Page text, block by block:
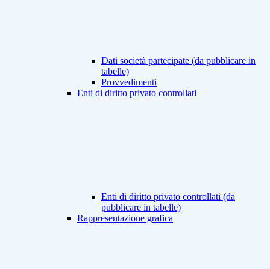
Dati società partecipate (da pubblicare in
tabelle)
Provvedimenti
Enti di diritto privato controllati
Enti di diritto privato controllati (da
pubblicare in tabelle)
Rappresentazione grafica